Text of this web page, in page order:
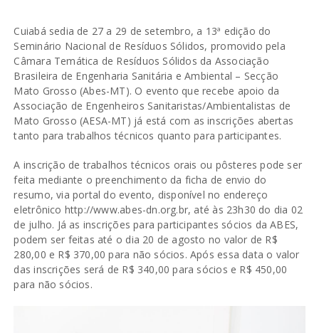
Cuiabá sedia de 27 a 29 de setembro, a 13ª edição do
Seminário Nacional de Resíduos Sólidos, promovido pela
Câmara Temática de Resíduos Sólidos da Associação
Brasileira de Engenharia Sanitária e Ambiental – Secção
Mato Grosso (Abes-MT). O evento que recebe apoio da
Associação de Engenheiros Sanitaristas/Ambientalistas de
Mato Grosso (AESA-MT) já está com as inscrições abertas
tanto para trabalhos técnicos quanto para participantes.
A inscrição de trabalhos técnicos orais ou pôsteres pode ser
feita mediante o preenchimento da ficha de envio do
resumo, via portal do evento, disponível no endereço
eletrônico http://www.abes-dn.org.br, até às 23h30 do dia 02
de julho. Já as inscrições para participantes sócios da ABES,
podem ser feitas até o dia 20 de agosto no valor de R$
280,00 e R$ 370,00 para não sócios. Após essa data o valor
das inscrições será de R$ 340,00 para sócios e R$ 450,00
para não sócios.